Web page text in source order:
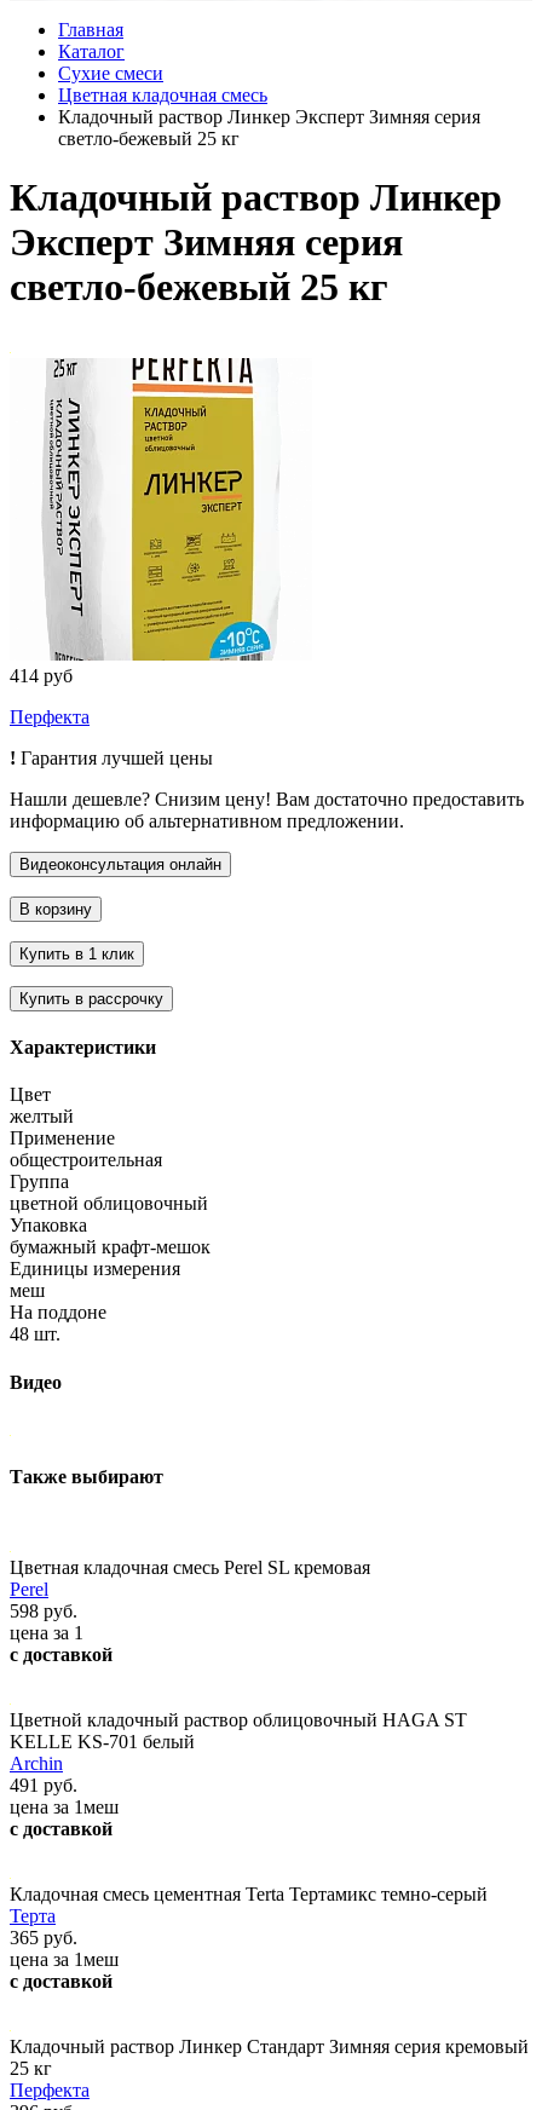
Главная
Каталог
Сухие смеси
Цветная кладочная смесь
Кладочный раствор Линкер Эксперт Зимняя серия
светло-бежевый 25 кг
Кладочный раствор Линкер
Эксперт Зимняя серия
светло-бежевый 25 кг
414 руб
Перфекта
! Гарантия лучшей цены
Нашли дешевле? Снизим цену! Вам достаточно предоставить
информацию об альтернативном предложении.
Характеристики
Цвет
желтый
Применение
общестроительная
Группа
цветной облицовочный
Упаковка
бумажный крафт-мешок
Единицы измерения
меш
На поддоне
48 шт.
Видео
Также выбирают
Цветная кладочная смесь Perel SL кремовая
Perel
598 руб.
цена за 1
с доставкой
Цветной кладочный раствор облицовочный HAGA ST
KELLE KS-701 белый
Archin
491 руб.
цена за 1меш
с доставкой
Кладочная смесь цементная Terta Тертамикс темно-серый
Терта
365 руб.
цена за 1меш
с доставкой
Кладочный раствор Линкер Стандарт Зимняя серия кремовый
25 кг
Перфекта